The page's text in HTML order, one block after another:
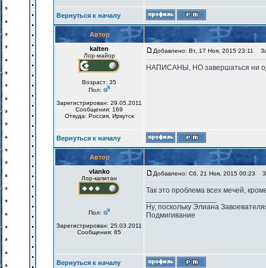
Вернуться к началу
Автор
kalten
Лор-майор
Возраст: 35
Пол:
Зарегистрирован: 29.05.2011
Сообщения: 169
Откуда: Россия, Иркутск
Добавлено: Вт, 17 Ноя, 2015 23:11
НАПИСАНЫ, НО завершаться ни
Вернуться к началу
Автор
vlanko
Лор-капитан
Пол:
Зарегистрирован: 25.03.2011
Сообщения: 85
Добавлено: Сб, 21 Ноя, 2015 00:23
Так это проблема всех мечей,
Ну, поскольку Элиана
Подмигивание
Вернуться к началу